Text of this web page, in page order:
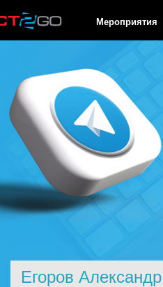
Мероприятия
Егоров Александр